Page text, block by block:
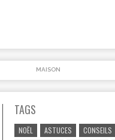
MAISON
TAGS
NOËL ASTUCES CONSEILS